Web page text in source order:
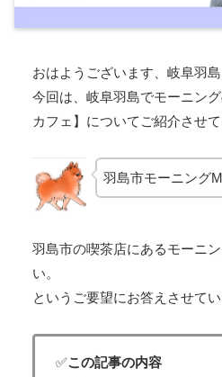
おはようございます、岐阜羽島
今回は、岐阜羽島でモーニン
カフェ】についてご紹介させて
羽島市モーニング
羽島市の喫茶店にあるモーニ
い。
というご要望にお答えさせてい
✅この記事の内容